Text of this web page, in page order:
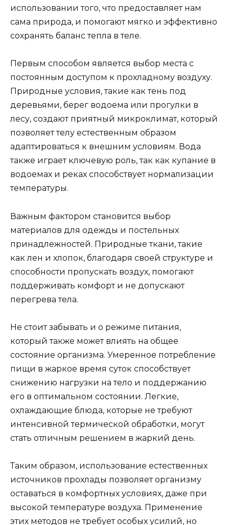
использовании того, что предоставляет нам
сама природа, и помогают мягко и эффективно
сохранять баланс тепла в теле.
Первым способом является выбор места с
постоянным доступом к прохладному воздуху.
Природные условия, такие как тень под
деревьями, берег водоема или прогулки в
лесу, создают приятный микроклимат, который
позволяет телу естественным образом
адаптироваться к внешним условиям. Вода
также играет ключевую роль, так как купание в
водоемах и реках способствует нормализации
температуры.
Важным фактором становится выбор
материалов для одежды и постельных
принадлежностей. Природные ткани, такие
как лен и хлопок, благодаря своей структуре и
способности пропускать воздух, помогают
поддерживать комфорт и не допускают
перегрева тела.
Не стоит забывать и о режиме питания,
который также может влиять на общее
состояние организма. Умеренное потребление
пищи в жаркое время суток способствует
снижению нагрузки на тело и поддержанию
его в оптимальном состоянии. Легкие,
охлаждающие блюда, которые не требуют
интенсивной термической обработки, могут
стать отличным решением в жаркий день.
Таким образом, использование естественных
источников прохлады позволяет организму
оставаться в комфортных условиях, даже при
высокой температуре воздуха. Применение
этих методов не требует особых усилий, но